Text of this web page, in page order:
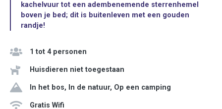
kachelvuur tot een adembenemende sterrenhemel
boven je bed; dit is buitenleven met een gouden
randje!
1 tot 4 personen
Huisdieren niet toegestaan
In het bos, In de natuur, Op een camping
Gratis Wifi